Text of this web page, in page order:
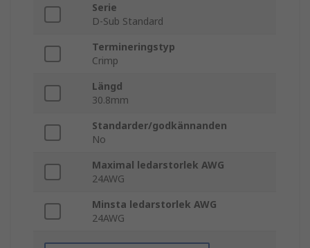
Serie
D-Sub Standard
Termineringstyp
Crimp
Längd
30.8mm
Standarder/godkännanden
No
Maximal ledarstorlek AWG
24AWG
Minsta ledarstorlek AWG
24AWG